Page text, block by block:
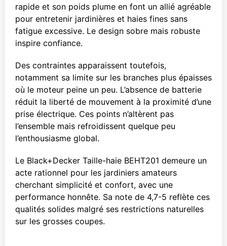
rapide et son poids plume en font un allié agréable
pour entretenir jardinières et haies fines sans
fatigue excessive. Le design sobre mais robuste
inspire confiance.
Des contraintes apparaissent toutefois,
notamment sa limite sur les branches plus épaisses
où le moteur peine un peu. L’absence de batterie
réduit la liberté de mouvement à la proximité d’une
prise électrique. Ces points n’altèrent pas
l’ensemble mais refroidissent quelque peu
l’enthousiasme global.
Le Black+Decker Taille-haie BEHT201 demeure un
acte rationnel pour les jardiniers amateurs
cherchant simplicité et confort, avec une
performance honnête. Sa note de 4,7-5 reflète ces
qualités solides malgré ses restrictions naturelles
sur les grosses coupes.